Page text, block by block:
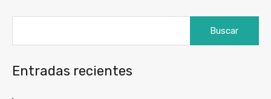
Entradas recientes